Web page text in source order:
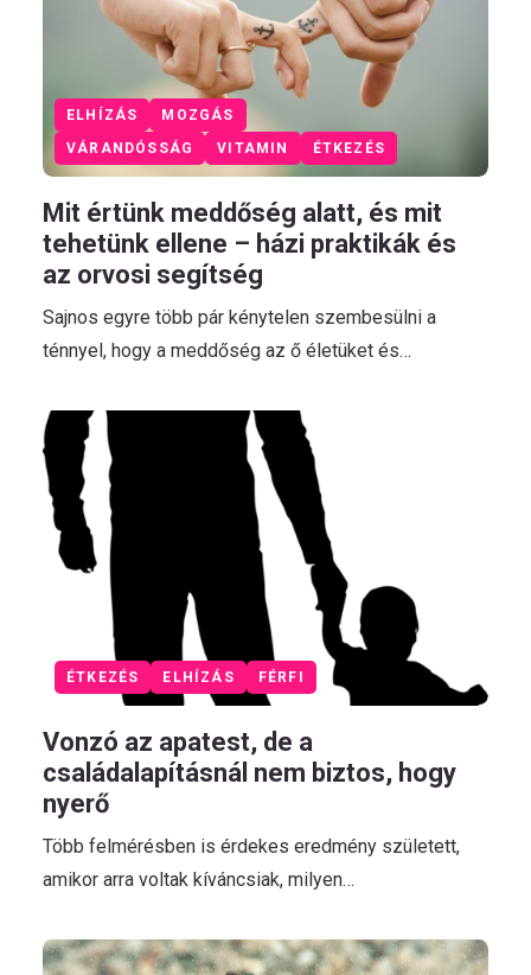
VÁRANDÓSSÁG VITAMIN ÉTKEZÉS
ELHÍZÁS MOZGÁS
Mit értünk meddőség alatt, és mit
tehetünk ellene – házi praktikák és
az orvosi segítség
Sajnos egyre több pár kénytelen szembesülni a
ténnyel, hogy a meddőség az ő életüket és…
ÉTKEZÉS ELHÍZÁS FÉRFI
Vonzó az apatest, de a
családalapításnál nem biztos, hogy
nyerő
Több felmérésben is érdekes eredmény született,
amikor arra voltak kíváncsiak, milyen…